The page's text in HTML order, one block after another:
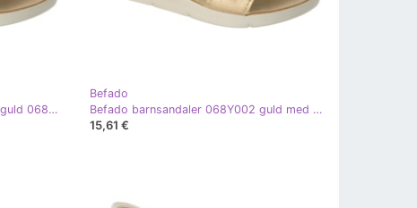
Befado flicksandaler glänsande guld 068Y002 gyllene
Befado
Befado barnsandaler 068Y002 guld med zirkoner gyllene
15,61 €